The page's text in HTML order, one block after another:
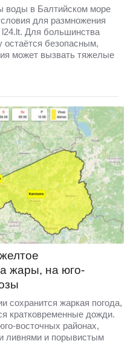
воды в Балтийском море
для размножения
Для большинства
безопасным,
может вызвать тяжелые
жары, на юго-
сохранится жаркая погода,
кратковременные дожди.
восточных районах,
ливнями и порывистым